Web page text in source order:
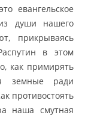
евангельское
души нашего
прикрываясь
в этом
как примирять
земные ради
противостоять
наша смутная